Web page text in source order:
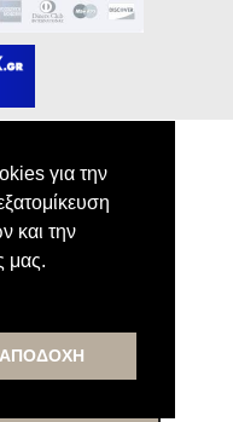
για την
και την
μας.
ΑΠΟΔΟΧΗ
μας για να
προσφορές.